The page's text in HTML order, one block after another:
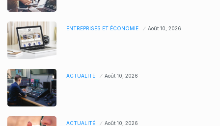
ENTREPRISES ET ÉCONOMIE Août 10, 2026
ACTUALITÉ Août 10, 2026
ACTUALITÉ Août 10, 2026